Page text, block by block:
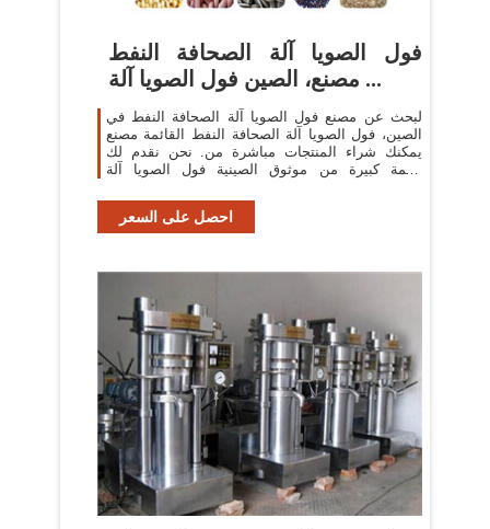
فول الصويا آلة الصحافة النفط
مصنع، الصين فول الصويا آلة ...
لبحث عن مصنع فول الصويا آلة الصحافة النفط في
الصين، فول الصويا آلة الصحافة النفط القائمة مصنع
يمكنك شراء المنتجات مباشرة من. نحن نقدم لك
قائمة كبيرة من موثوق الصينية فول الصويا آلة
احصل على السعر